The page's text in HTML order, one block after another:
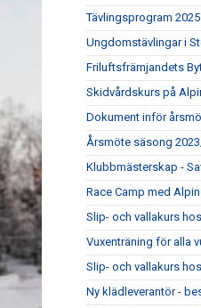
Tävlingsprogram 2025
Ungdomstävlingar i
Friluftsfrämjandets
Skidvårdskurs på
Dokument inför
Årsmöte säsong
Klubbmästerskap -
Race Camp med
Slip- och vallakurs
Vuxenträning för alla
Slip- och vallakurs
Ny klädleverantör -